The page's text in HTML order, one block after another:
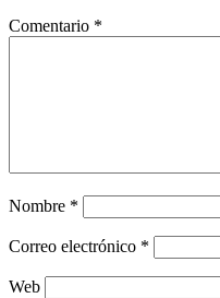
Comentario *
Nombre *
Correo electrónico *
Web